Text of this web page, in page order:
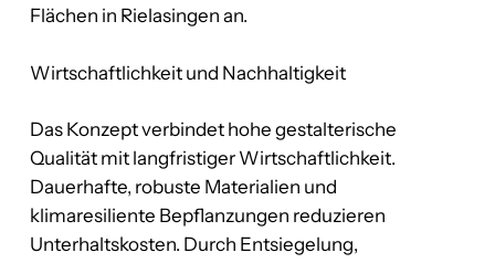
Flächen in Rielasingen an.
Wirtschaftlichkeit und Nachhaltigkeit
Das Konzept verbindet hohe gestalterische
Qualität mit langfristiger Wirtschaftlichkeit.
Dauerhafte, robuste Materialien und
klimaresiliente Bepflanzungen reduzieren
Unterhaltskosten. Durch Entsiegelung,